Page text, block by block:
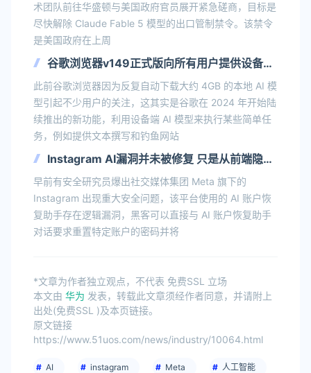
术团队前往华盛顿与美国政府官员展开紧急磋商，目标是
尽快解除 Claude Fable 5 模型的出口管制禁令。该禁令
是美国政府在上周
谷歌浏览器v149正式版向所有用户提供设备端
AI管理 可以禁用功能删除4GB本地模型
此前谷歌浏览器因为反复自动下载大约 4GB 的本地 AI 模
型引起不少用户的关注，这其实是谷歌在 2024 年开始陆
续推出的新功能，利用设备端 AI 模型来执行某些简单任
务，例如提供文本撰写和钓鱼网站
Instagram AI漏洞并未被修复 只是从前端隐藏
界面且被黑客继续利用
早前有安全研究员爆出社交媒体集团 Meta 旗下的
Instagram 出现重大安全问题，该平台使用的 AI 账户恢
复助手存在逻辑漏洞，黑客可以直接与 AI 账户恢复助手
对话要求重置特定账户的密码并将
*文章为作者独立观点，不代表 免费SSL 立场
本文由 华为 发表，转载此文章须经作者同意，并请附上
出处(免费SSL )及本页链接。
原文链接
https://www.51uos.com/news/industry/10064.html
AI instagram Meta 人工智能